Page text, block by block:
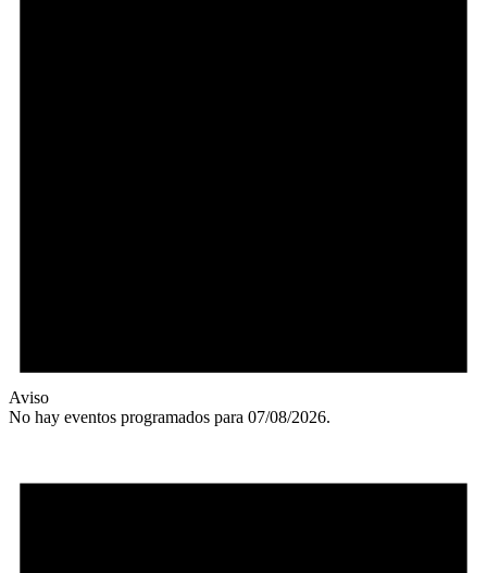
Aviso
No hay eventos programados para 07/08/2026.